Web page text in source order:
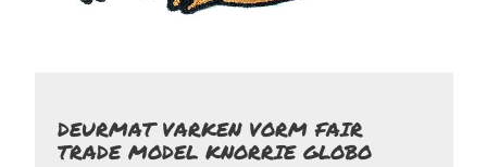
DEURMAT VARKEN VORM FAIR
TRADE MODEL KNORRIE GLOBO